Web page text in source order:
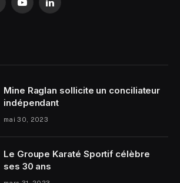
YouTubeLinkedIn
Mine Raglan sollicite un conciliateur
indépendant
mai 30, 2023
Le Groupe Karaté Sportif célèbre
ses 30 ans